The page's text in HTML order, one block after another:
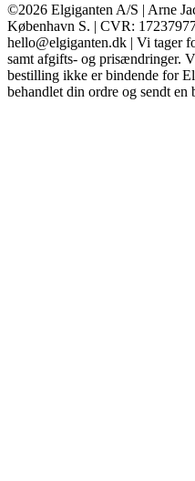
©2026 Elgiganten A/S | Arne
København S. | CVR:
hello@elgiganten.dk | Vi tager
samt afgifts- og prisændringer.
bestilling ikke er bindende for
behandlet din ordre og sendt en